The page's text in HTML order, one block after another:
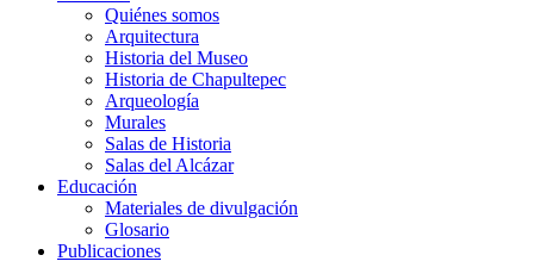
Quiénes somos
Arquitectura
Historia del Museo
Historia de Chapultepec
Arqueología
Murales
Salas de Historia
Salas del Alcázar
Educación
Materiales de divulgación
Glosario
Publicaciones